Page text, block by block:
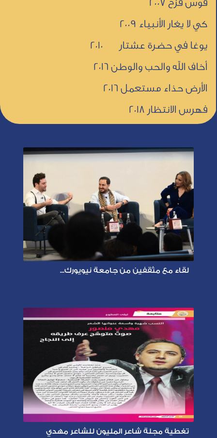
كي لا يغار الأنبياء 2009
يوغا في حضرة عشتار 2010
أخاف الله والحب والوطن 2016
الأرض حذاء مستعمل 2016
فهرس الانتظار 2018
لقاء مع مثقفين من جامعة نيويورك...
تغطية مجلة شاعر المليون للشاعر مهدي